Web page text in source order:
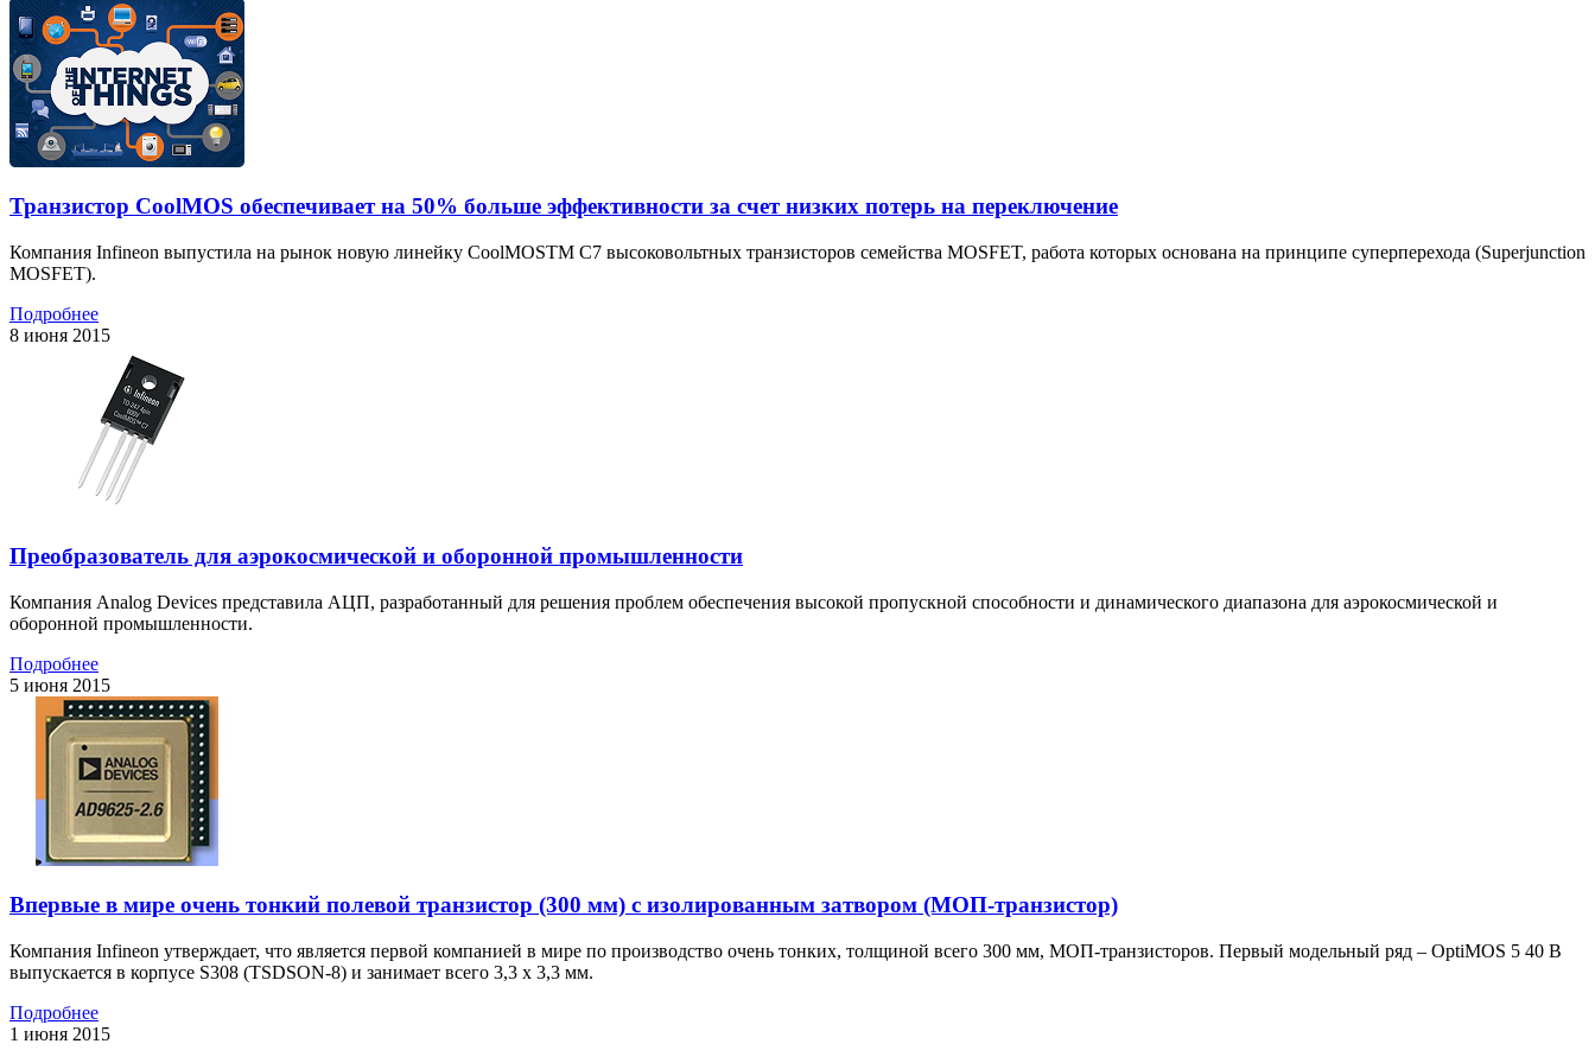
Транзистор CoolMOS обеспечивает на 50% больше эффективности за счет низких потерь на переключение
Компания Infineon выпустила на рынок новую линейку CoolMOSTM C7 высоковольтных транзисторов семейства MOSFET, работа которых основана на принципе суперперехода (Superjunction
MOSFET).
Подробнее
8 июня 2015
Преобразователь для аэрокосмической и оборонной промышленности
Компания Analog Devices представила АЦП, разработанный для решения проблем обеспечения высокой пропускной способности и динамического диапазона для аэрокосмической и
оборонной промышленности.
Подробнее
5 июня 2015
Впервые в мире очень тонкий полевой транзистор (300 мм) с изолированным затвором (МОП-транзистор)
Компания Infineon утверждает, что является первой компанией в мире по производство очень тонких, толщиной всего 300 мм, МОП-транзисторов. Первый модельный ряд – OptiMOS 5 40 В
выпускается в корпусе S308 (TSDSON-8) и занимает всего 3,3 x 3,3 мм.
Подробнее
1 июня 2015